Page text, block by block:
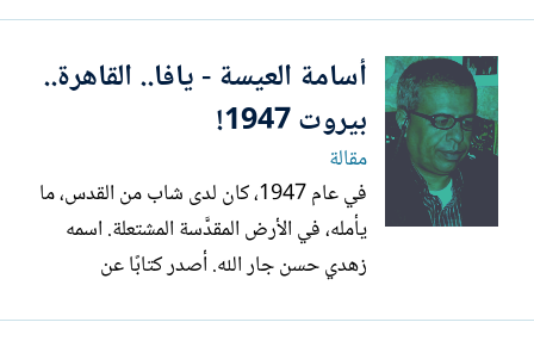
سبقهم مثلًا أهالي رفح، الَّذين استيقظوا يومًا،
ليجد الأب أنَّه أصبح مصريًا خالصًا بينما
ابنه...
أسامة العيسة - يافا.. القاهرة..
بيروت 1947!
مقالة
في عام 1947، كان لدى شاب من القدس، ما
يأمله، في الأرض المقدَّسة المشتعلة. اسمه
زهدي حسن جار الله. أصدر كتابًا عن